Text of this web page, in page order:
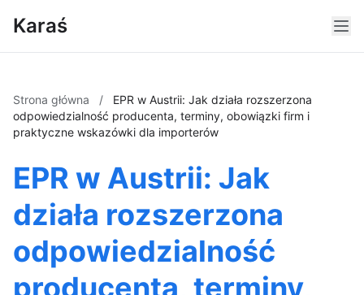
Karaś
Strona główna /
EPR w Austrii: Jak działa rozszerzona
odpowiedzialność producenta, terminy, obowiązki firm i
praktyczne wskazówki dla importerów
EPR w Austrii: Jak
działa rozszerzona
odpowiedzialność
producenta, terminy,